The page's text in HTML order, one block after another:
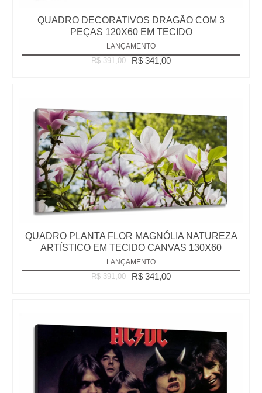
QUADRO DECORATIVOS DRAGÃO COM 3
PEÇAS 120X60 EM TECIDO
LANÇAMENTO
R$ 391,00 R$ 341,00
QUADRO PLANTA FLOR MAGNÓLIA NATUREZA
ARTÍSTICO EM TECIDO CANVAS 130X60
LANÇAMENTO
R$ 391,00 R$ 341,00